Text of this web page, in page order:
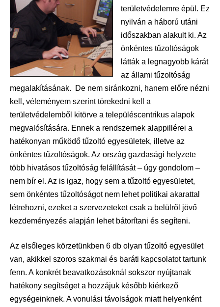
területvédelemre épül. Ez
nyilván a háború utáni
időszakban alakult ki. Az
önkéntes tűzoltóságok
látták a legnagyobb kárát
az állami tűzoltóság
megalakításának. De nem siránkozni, hanem előre nézni
kell, véleményem szerint törekedni kell a
területvédelemből kitörve a településcentrikus alapok
megvalósítására. Ennek a rendszernek alappillérei a
hatékonyan működő tűzoltó egyesületek, illetve az
önkéntes tűzoltóságok. Az ország gazdasági helyzete
több hivatásos tűzoltóság felállítását – úgy gondolom –
nem bír el. Az is igaz, hogy sem a tűzoltó egyesületet,
sem önkéntes tűzoltóságot nem lehet politikai akarattal
létrehozni, ezeket a szervezeteket csak a belülről jövő
kezdeményezés alapján lehet bátorítani és segíteni.
Az elsőleges körzetünkben 6 db olyan tűzoltó egyesület
van, akikkel szoros szakmai és baráti kapcsolatot tartunk
fenn. A konkrét beavatkozásoknál sokszor nyújtanak
hatékony segítséget a hozzájuk később kiérkező
egységeinknek. A vonulási távolságok miatt helyenként